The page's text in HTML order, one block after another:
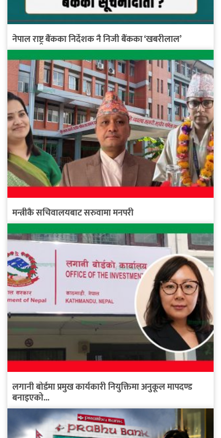
नेपाल राष्ट्र बैंकका निर्देशक नै निजी बैंकका ‘खबरीलाल’
मन्त्रीकै सचिवालयबाट सरुवामा मनपरी
लगानी बोर्डमा प्रमुख कार्यकारी नियुक्तिमा अनुकूल मापदण्ड
बनाइएको...